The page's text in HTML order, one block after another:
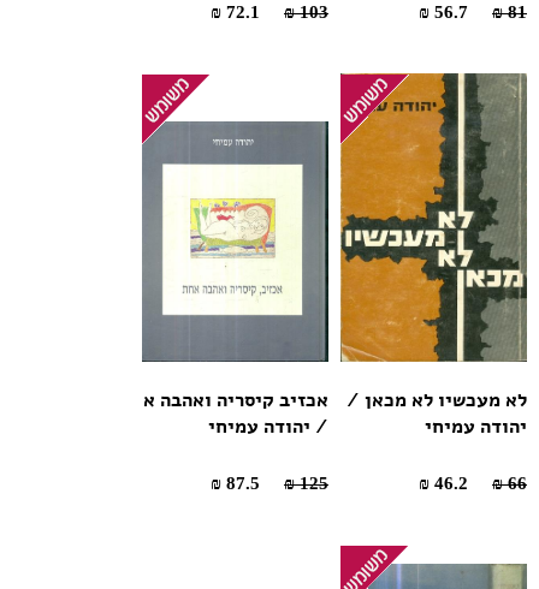
81 ₪
103 ₪
לא מעכשיו לא מכאן /
יהודה עמיחי
66 ₪
אכזיב קיסריה ואהבה א
/ יהודה עמיחי
125 ₪